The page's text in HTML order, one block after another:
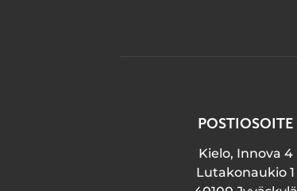
POSTIOSOITE
Kielo, Innova 4
Lutakonaukio 1